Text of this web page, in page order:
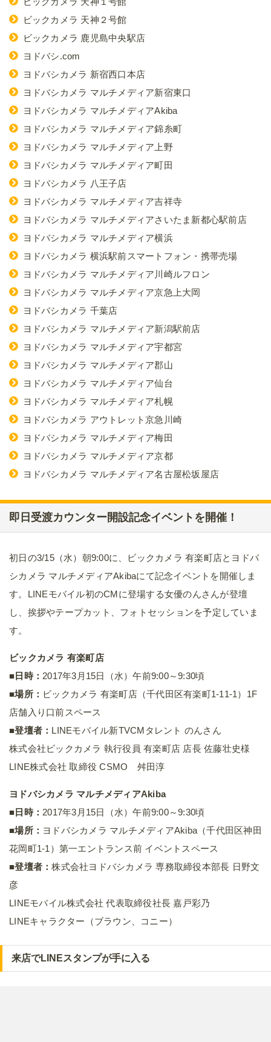
ビックカメラ 天神２号館
ビックカメラ 鹿児島中央駅店
ヨドバシ.com
ヨドバシカメラ 新宿西口本店
ヨドバシカメラ マルチメディア新宿東口
ヨドバシカメラ マルチメディアAkiba
ヨドバシカメラ マルチメディア錦糸町
ヨドバシカメラ マルチメディア上野
ヨドバシカメラ マルチメディア町田
ヨドバシカメラ 八王子店
ヨドバシカメラ マルチメディア吉祥寺
ヨドバシカメラ マルチメディアさいたま新都心駅前店
ヨドバシカメラ マルチメディア横浜
ヨドバシカメラ 横浜駅前スマートフォン・携帯売場
ヨドバシカメラ マルチメディア川崎ルフロン
ヨドバシカメラ マルチメディア京急上大岡
ヨドバシカメラ 千葉店
ヨドバシカメラ マルチメディア新潟駅前店
ヨドバシカメラ マルチメディア宇都宮
ヨドバシカメラ マルチメディア郡山
ヨドバシカメラ マルチメディア仙台
ヨドバシカメラ マルチメディア札幌
ヨドバシカメラ アウトレット京急川崎
ヨドバシカメラ マルチメディア梅田
ヨドバシカメラ マルチメディア京都
ヨドバシカメラ マルチメディア名古屋松坂屋店
即日受渡カウンター開設記念イベントを開催！
初日の3/15（水）朝9:00に、ビックカメラ 有楽町店とヨドバ
シカメラ マルチメディアAkibaにて記念イベントを開催しま
す。LINEモバイル初のCMに登場する女優のんさんが登壇
し、挨拶やテープカット、フォトセッションを予定していま
す。
ビックカメラ 有楽町店
■日時： 2017年3月15日（水）午前9:00～9:30頃
■場所： ビックカメラ 有楽町店（千代田区有楽町1-11-1）1F
店舗入り口前スペース
■登壇者： LINEモバイル新TVCMタレント のんさん
株式会社ビックカメラ 執行役員 有楽町店 店長 佐藤壮史様
LINE株式会社 取締役 CSMO 舛田淳
ヨドバシカメラ マルチメディアAkiba
■日時： 2017年3月15日（水）午前9:00～9:30頃
■場所： ヨドバシカメラ マルチメディアAkiba（千代田区神田
花岡町1-1）第一エントランス前 イベントスペース
■登壇者：株式会社ヨドバシカメラ 専務取締役本部長 日野文
彦
LINEモバイル株式会社 代表取締役社長 嘉戸彩乃
LINEキャラクター（ブラウン、コニー）
来店でLINEスタンプが手に入る